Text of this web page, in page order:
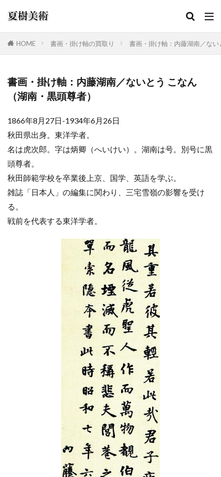
HOME 書画・掛け軸の買取り 書画・掛け軸：内藤湖南／な
書画・掛け軸：内藤湖南／ないとう こなん
（湖南・黒頭尊者）
1866年8月27日-1934年6月26日
秋田県出身。東洋学者。
名は虎次郎。字は炳卿（へいけい）。湖南は号。別号に黒
頭尊者。
秋田師範学校を卒業後上京、国学、英語を学ぶ。
雑誌「日本人」の編集に関わり、三宅雪嶺の影響を受け
る。
戦前を代表する東洋学者。
カテゴリー